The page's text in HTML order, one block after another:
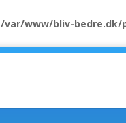
/var/www/bliv-